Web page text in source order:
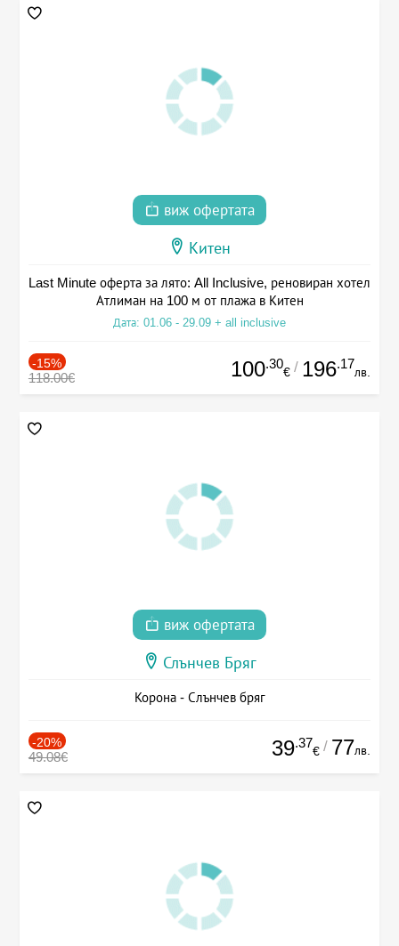
виж офертата
Китен
Last Minute оферта за лято: All Inclusive, реновиран хотел
Атлиман на 100 м от плажа в Китен
Дата: 01.06 - 29.09 + all inclusive
-15%
118.00€ 100.30
€ / 196.17
лв.
виж офертата
Слънчев Бряг
Корона - Слънчев бряг
-20%
49.08€ 39.37
€ / 77лв.